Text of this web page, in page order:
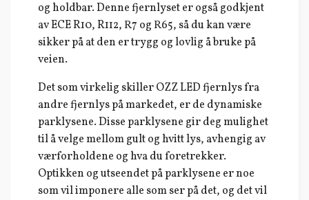
og holdbar. Denne fjernlyset er også godkjent
av ECE R10, R112, R7 og R65, så du kan være
sikker på at den er trygg og lovlig å bruke på
veien.
Det som virkelig skiller OZZ LED fjernlys fra
andre fjernlys på markedet, er de dynamiske
parklysene. Disse parklysene gir deg mulighet
til å velge mellom gult og hvitt lys, avhengig av
værforholdene og hva du foretrekker.
Optikken og utseendet på parklysene er noe
som vil imponere alle som ser på det, og det vil